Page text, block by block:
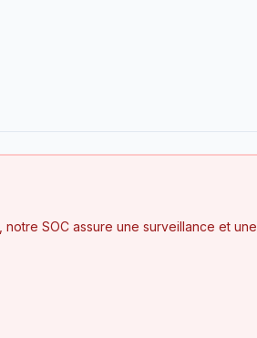
SOC assure une surveillance et une